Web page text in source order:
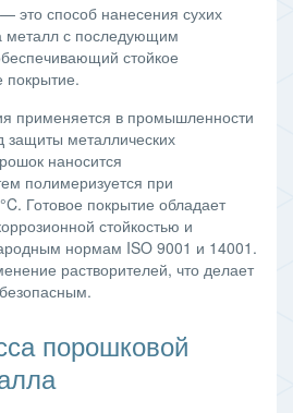
— это способ нанесения сухих
металл с последующим
стойкое
покрытие.
применяется в промышленности
защиты металлических
наносится
полимеризуется при
Готовое покрытие обладает
стойкостью и
нормам ISO 9001 и 14001.
растворителей, что делает
порошковой